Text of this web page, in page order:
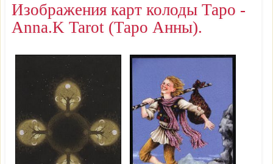
Изображения карт колоды Таро -
Anna.K Tarot (Таро Анны).